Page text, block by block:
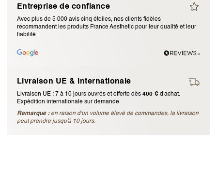
Entreprise de confiance
Avec plus de 5 000 avis cinq étoiles, nos clients fidèles
recommandent les produits France Aesthetic pour leur qualité et leur
fiabilité.
Livraison UE & internationale
Livraison UE : 7 à 10 jours ouvrés et offerte dès 400 € d'achat.
Expédition internationale sur demande.
Remarque : en raison d'un volume élevé de commandes, la livraison
peut prendre jusqu'à 10 jours.